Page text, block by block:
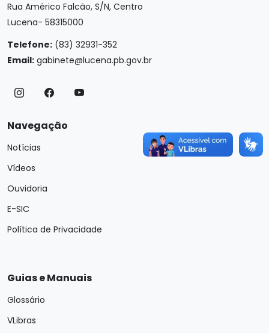
Rua Américo Falcão, S/N, Centro
Lucena- 58315000
Telefone: (83) 32931-352
Email: gabinete@lucena.pb.gov.br
Navegação
Notícias
Vídeos
Ouvidoria
E-SIC
Política de Privacidade
Guias e Manuais
Glossário
VLibras